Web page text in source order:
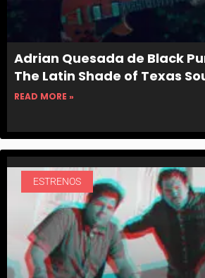
Adrian Quesada de Black
The Latin Shade of Texas
READ MORE »
ESTRENOS